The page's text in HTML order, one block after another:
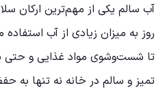
آب سالم یکی از مهم‌ترین ارکان
روز به میزان زیادی از آب
تا شست‌وشوی مواد غذایی و حتی
تمیز و سالم در خانه نه تنها